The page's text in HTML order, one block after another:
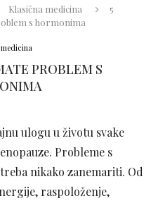
Klasična medicina
5
s hormonima
PROBLEM S
ulogu u životu svake
Probleme s
nikako zanemariti. Od
raspoloženje,